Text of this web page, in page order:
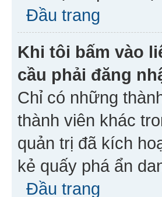
Đầu trang
Khi tôi bấm vào
cầu phải đăng
Chỉ có những
thành viên khác
quản trị đã kích
kẻ quấy phá ẩn
Đầu trang